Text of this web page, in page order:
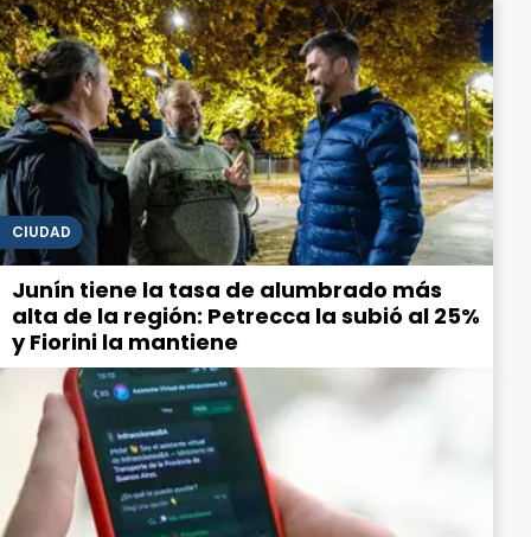
CIUDAD
Junín tiene la tasa de alumbrado más
alta de la región: Petrecca la subió al 25%
y Fiorini la mantiene